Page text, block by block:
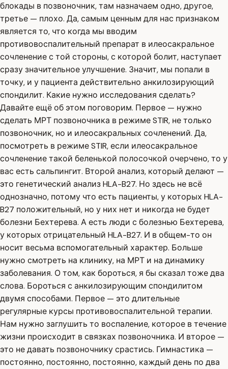
блокады в позвоночник, там назначаем одно, другое,
третье — плохо. Да, самым ценным для нас признаком
является то, что когда мы вводим
противовоспалительный препарат в илеосакральное
сочленение с той стороны, с которой болит, наступает
сразу значительное улучшение. Значит, мы попали в
точку, и у пациента действительно анкилозирующий
спондилит. Какие нужно исследования сделать?
Давайте ещё об этом поговорим. Первое — нужно
сделать МРТ позвоночника в режиме STIR, не только
позвоночник, но и илеосакральных сочленений. Да,
посмотреть в режиме STIR, если илеосакральное
сочленение такой беленькой полосочкой очерчено, то у
вас есть сальпингит. Второй анализ, который делают —
это генетический анализ HLA-B27. Но здесь не всё
однозначно, потому что есть пациенты, у которых HLA-
B27 положительный, но у них нет и никогда не будет
болезни Бехтерева. А есть люди с болезнью Бехтерева,
у которых отрицательный HLA-B27. И в общем-то он
носит весьма вспомогательный характер. Больше
нужно смотреть на клинику, на МРТ и на динамику
заболевания. О том, как бороться, я бы сказал тоже два
слова. Бороться с анкилозирующим спондилитом
двумя способами. Первое — это длительные
регулярные курсы противовоспалительной терапии.
Нам нужно заглушить то воспаление, которое в течение
жизни происходит в связках позвоночника. И второе —
это не давать позвоночнику срастись. Гимнастика —
постоянно, постоянно, постоянно, каждый день по два